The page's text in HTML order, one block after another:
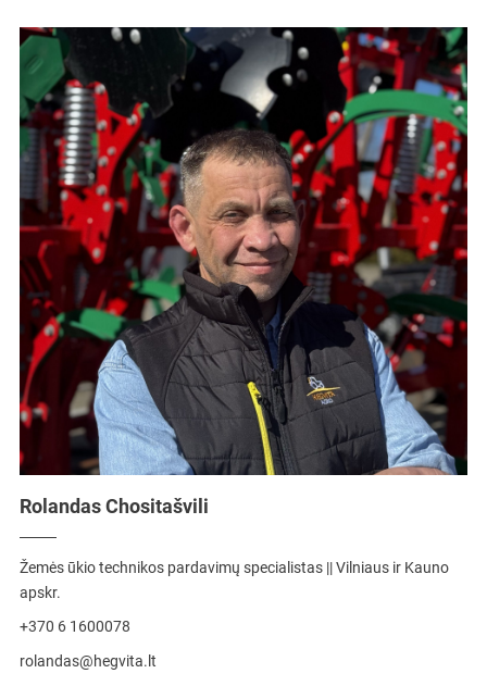
Rolandas Chositašvili
Žemės ūkio technikos pardavimų specialistas || Vilniaus ir Kauno
apskr.
+370 6 1600078
rolandas@hegvita.lt